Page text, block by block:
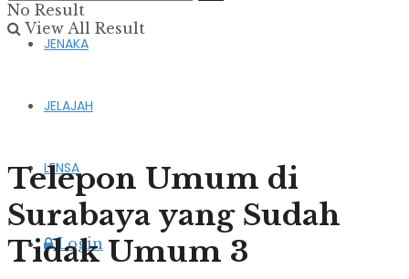
JENAKA
JELAJAH
LENSA
Login
No Result
View All Result
Telepon Umum di
Surabaya yang Sudah
Tidak Umum 3